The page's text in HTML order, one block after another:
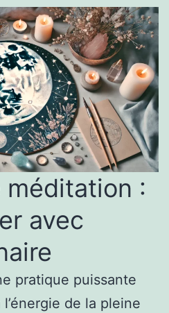
:
avec
pratique puissante
de la pleine